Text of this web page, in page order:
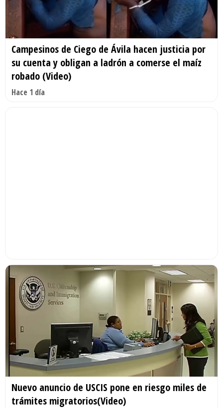
Campesinos de Ciego de Ávila hacen justicia por
su cuenta y obligan a ladrón a comerse el maíz
robado (Video)
Hace 1 día
Nuevo anuncio de USCIS pone en riesgo miles de
trámites migratorios(Video)